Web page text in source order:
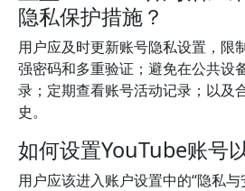
隐私保护措施？
用户应及时更新账号隐私设置，限
强密码和多重验证；避免在公共设
录；定期查看账号活动记录；以及
史。
如何设置YouTube账号
用户应该进入账户设置中的“隐私